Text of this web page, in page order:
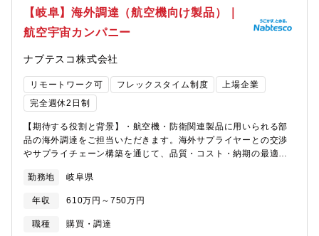
ることで、貴重な人脈を築くことが可能です【小垣市の魅力】田
舎過ぎず都会過ぎず、どちらの楽しみ方もできることから近年は
で上位にランクインしています。・都市部への交通アクセス良
土地でありながら 名古屋までは30分、大阪へも90分というア
クセス環境も非常に良い土地です。・物価も安く、生活しやすい
環境 2LDKの賃貸物件の家賃では、名古屋市全区の平均値が
9.8万円で、大垣市は5.8万円 商店街から大型店舗まで充実し
ており、ショッピングモールも数多くあります・子育て支援が充
実 高校生世代まで通院と入院にかかる医療費(自己負担相当額)
病児保育など預け先も充実しています
連携しながら、会社全体に影響を与える仕事コンプライアンスと
従業員満足度の両立を実現できる【期待する役割】労務の専門知
識を活かし、法令遵守を徹底するとともに、従業員が安心して働
日常の労務管理に加え、労務リスクの予防・対応、制度や規程の
改善、法改正への対応などを主体的に進め、経営層や各部門と連
携しながら組織全体の労務課題の解決に取り組んでいただきま
す。
【岐阜】海外調達（航空機向け製品）｜
航空宇宙カンパニー
ナブテスコ株式会社
リモートワーク可 フレックスタイム制度
上場企業
完全週休2日制
【期待する役割と背景】・航空機・防衛関連製品に用いられる部
品の海外調達をご担当いただきます。海外サプライヤーとの交渉
やサプライチェーン構築を通じて、品質・コスト・納期の最適化
ヤー開拓をリードする役割を期待しています。防衛事業の拡大お
よび民間航空機需要の回復を背景に、航空機器向け部材調達案件
が継続的に増加しています。特に近年は、グローバルサプライチ
ェーンの混乱やQCD要求の高度化により、現行業務への機動的な
勤務地 岐阜県
年収 610万円～750万円
職種
購買・調達